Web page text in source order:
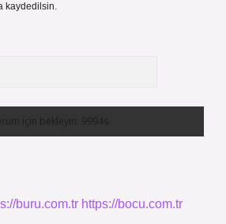
kaydedilsin.
buru.com.tr https://bocu.com.tr